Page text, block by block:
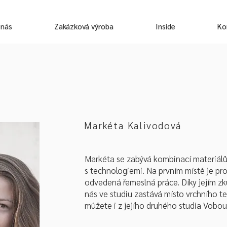
Zakázková výroba Inside
Markéta Kalivodová
Markéta se zabývá kombinací
s technologiemi. Na prvním místě je
odvedená řemeslná práce. Díky jejím
nás ve studiu zastává místo vrchního
můžete i z jejího druhého studia